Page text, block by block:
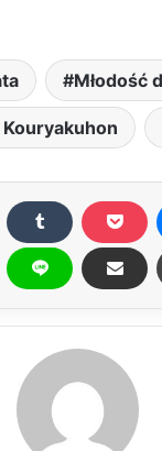
Młodość